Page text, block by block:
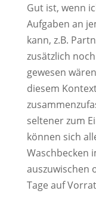
Gut ist, wenn
Aufgaben an
kann, z.B.
zusätzlich
gewesen
diesem
seltener zum
können sich
Waschbecken
auszuwischen
Tage auf